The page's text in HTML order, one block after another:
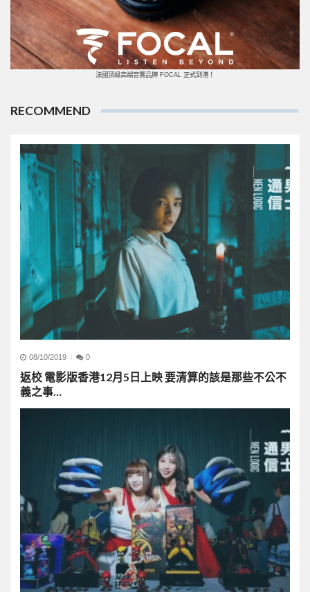
法國頂級高端音響品牌 FOCAL 正式到港！
RECOMMEND
08/10/2019 0
返校 電影版香港12月5日上映 要清算的該是那些不公不
義之事…